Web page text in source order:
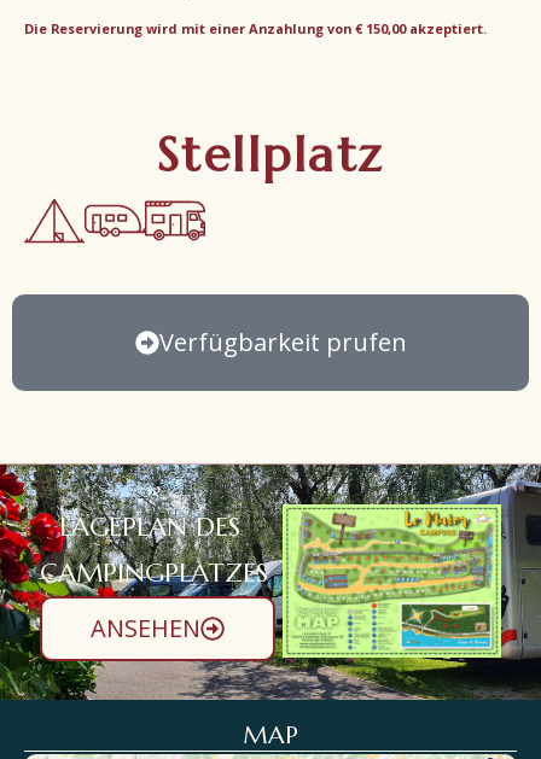
Die Reservierung wird mit einer Anzahlung von € 150,00 akzeptiert.
Stellplatz
Verfügbarkeit prufen
LAGEPLAN DES
CAMPINGPLATZES
ANSEHEN
MAP